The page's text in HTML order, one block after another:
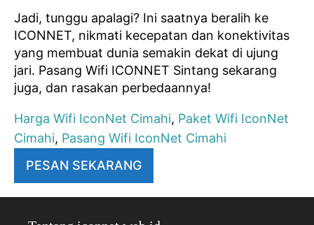
Jadi, tunggu apalagi? Ini saatnya beralih ke
ICONNET, nikmati kecepatan dan konektivitas
yang membuat dunia semakin dekat di ujung
jari. Pasang Wifi ICONNET Sintang sekarang
juga, dan rasakan perbedaannya!
Harga Wifi IconNet Cimahi, Paket Wifi IconNet
Cimahi, Pasang Wifi IconNet Cimahi
PESAN SEKARANG